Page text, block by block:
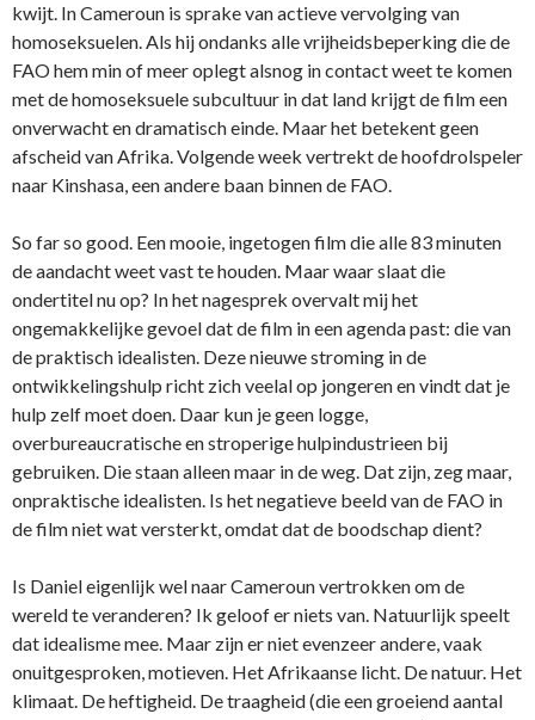
kwijt. In Cameroun is sprake van actieve vervolging van
homoseksuelen. Als hij ondanks alle vrijheidsbeperking die de
FAO hem min of meer oplegt alsnog in contact weet te komen
met de homoseksuele subcultuur in dat land krijgt de film een
onverwacht en dramatisch einde. Maar het betekent geen
afscheid van Afrika. Volgende week vertrekt de hoofdrolspeler
naar Kinshasa, een andere baan binnen de FAO.
So far so good. Een mooie, ingetogen film die alle 83 minuten
de aandacht weet vast te houden. Maar waar slaat die
ondertitel nu op? In het nagesprek overvalt mij het
ongemakkelijke gevoel dat de film in een agenda past: die van
de praktisch idealisten. Deze nieuwe stroming in de
ontwikkelingshulp richt zich veelal op jongeren en vindt dat je
hulp zelf moet doen. Daar kun je geen logge,
overbureaucratische en stroperige hulpindustrieen bij
gebruiken. Die staan alleen maar in de weg. Dat zijn, zeg maar,
onpraktische idealisten. Is het negatieve beeld van de FAO in
de film niet wat versterkt, omdat dat de boodschap dient?
Is Daniel eigenlijk wel naar Cameroun vertrokken om de
wereld te veranderen? Ik geloof er niets van. Natuurlijk speelt
dat idealisme mee. Maar zijn er niet evenzeer andere, vaak
onuitgesproken, motieven. Het Afrikaanse licht. De natuur. Het
klimaat. De heftigheid. De traagheid (die een groeiend aantal